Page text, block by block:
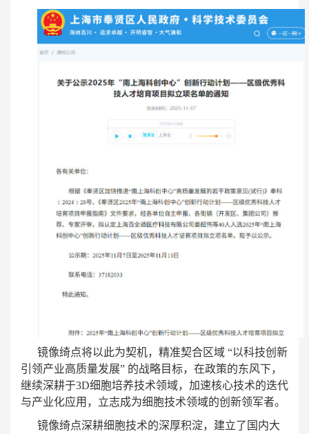
镜像绮点将以此为契机，精准契合区域 “以科技创新
引领产业高质量发展” 的战略目标，在政策的东风下，
继续深耕于3D细胞培养技术领域，加速核心技术的迭代
与产业化应用，立志成为细胞技术领域的创新领军者。
镜像绮点深耕细胞技术的深厚积淀，建立了国内大